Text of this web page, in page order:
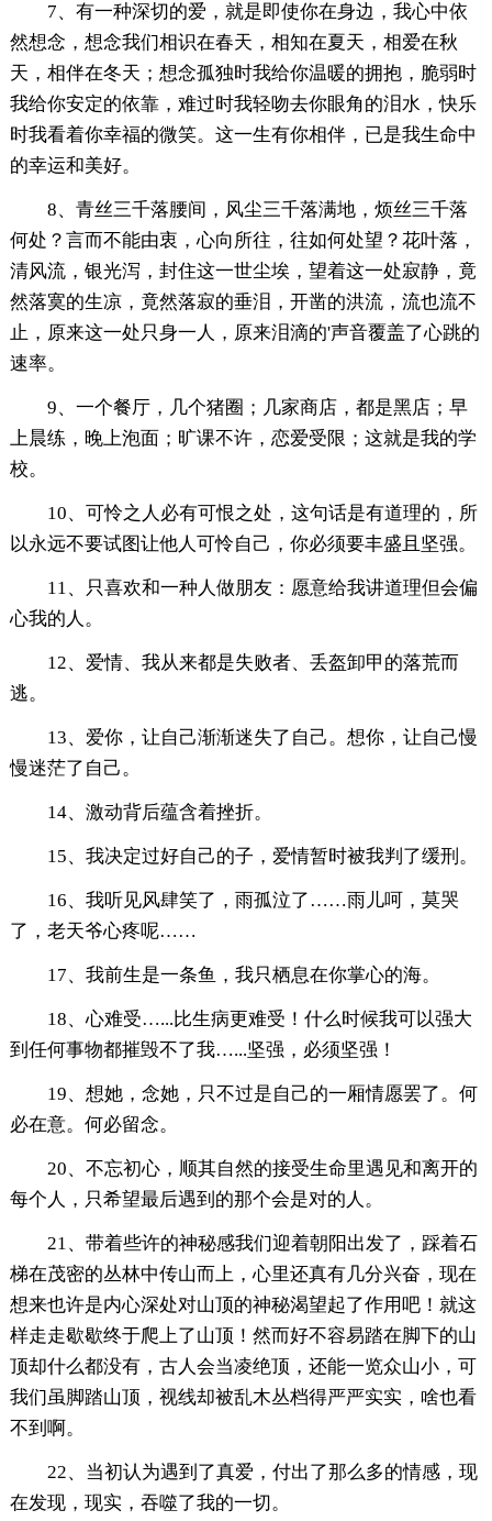
7、有一种深切的爱，就是即使你在身边，我心中依
然想念，想念我们相识在春天，相知在夏天，相爱在秋
天，相伴在冬天；想念孤独时我给你温暖的拥抱，脆弱时
我给你安定的依靠，难过时我轻吻去你眼角的泪水，快乐
时我看着你幸福的微笑。这一生有你相伴，已是我生命中
的幸运和美好。
8、青丝三千落腰间，风尘三千落满地，烦丝三千落
何处？言而不能由衷，心向所往，往如何处望？花叶落，
清风流，银光泻，封住这一世尘埃，望着这一处寂静，竟
然落寞的生凉，竟然落寂的垂泪，开凿的洪流，流也流不
止，原来这一处只身一人，原来泪滴的'声音覆盖了心跳的
速率。
9、一个餐厅，几个猪圈；几家商店，都是黑店；早
上晨练，晚上泡面；旷课不许，恋爱受限；这就是我的学
校。
10、可怜之人必有可恨之处，这句话是有道理的，所
以永远不要试图让他人可怜自己，你必须要丰盛且坚强。
11、只喜欢和一种人做朋友：愿意给我讲道理但会偏
心我的人。
12、爱情、我从来都是失败者、丢盔卸甲的落荒而
逃。
13、爱你，让自己渐渐迷失了自己。想你，让自己慢
慢迷茫了自己。
14、激动背后蕴含着挫折。
15、我决定过好自己的子，爱情暂时被我判了缓刑。
16、我听见风肆笑了，雨孤泣了……雨儿呵，莫哭
了，老天爷心疼呢……
17、我前生是一条鱼，我只栖息在你掌心的海。
18、心难受…...比生病更难受！什么时候我可以强大
到任何事物都摧毁不了我…...坚强，必须坚强！
19、想她，念她，只不过是自己的一厢情愿罢了。何
必在意。何必留念。
20、不忘初心，顺其自然的接受生命里遇见和离开的
每个人，只希望最后遇到的那个会是对的人。
21、带着些许的神秘感我们迎着朝阳出发了，踩着石
梯在茂密的丛林中传山而上，心里还真有几分兴奋，现在
想来也许是内心深处对山顶的神秘渴望起了作用吧！就这
样走走歇歇终于爬上了山顶！然而好不容易踏在脚下的山
顶却什么都没有，古人会当凌绝顶，还能一览众山小，可
我们虽脚踏山顶，视线却被乱木丛档得严严实实，啥也看
不到啊。
22、当初认为遇到了真爱，付出了那么多的情感，现
在发现，现实，吞噬了我的一切。